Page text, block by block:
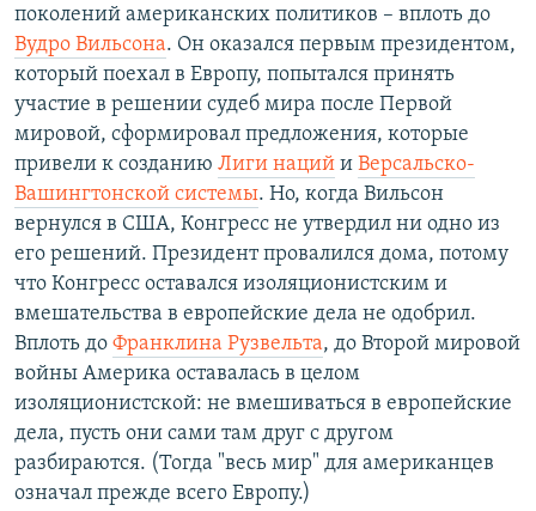
поколений американских политиков – вплоть до
Вудро Вильсона. Он оказался первым президентом,
который поехал в Европу, попытался принять
участие в решении судеб мира после Первой
мировой, сформировал предложения, которые
привели к созданию Лиги наций и Версальско-
Вашингтонской системы. Но, когда Вильсон
вернулся в США, Конгресс не утвердил ни одно из
его решений. Президент провалился дома, потому
что Конгресс оставался изоляционистским и
вмешательства в европейские дела не одобрил.
Вплоть до Франклина Рузвельта, до Второй мировой
войны Америка оставалась в целом
изоляционистской: не вмешиваться в европейские
дела, пусть они сами там друг с другом
разбираются. (Тогда "весь мир" для американцев
означал прежде всего Европу.)